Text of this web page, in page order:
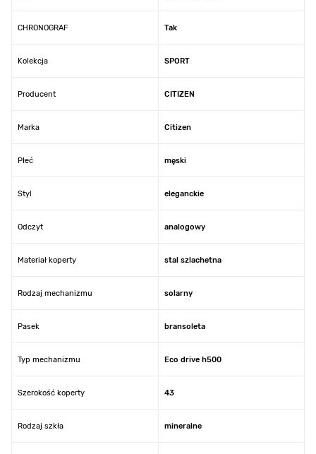
CHRONOGRAF Tak
Kolekcja SPORT
Producent CITIZEN
Marka Citizen
Płeć męski
Styl eleganckie
Odczyt analogowy
Materiał koperty stal szlachetna
Rodzaj mechanizmu solarny
Pasek bransoleta
Typ mechanizmu Eco drive h500
Szerokość koperty 43
Rodzaj szkła mineralne